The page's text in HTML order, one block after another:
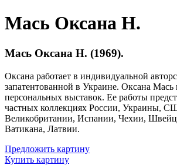
Мась Оксана Н.
Мась Оксана Н. (1969).
Оксана работает в индивидуальной
запатентованной в Украине. Оксана Мась
персональных выставок. Ее работы
частных коллекциях России, Украины,
Великобритании, Испании, Чехии,
Ватикана, Латвии.
Предложить картину
Купить картину